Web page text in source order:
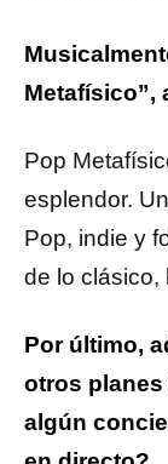
Metafísico”,
Pop
esplendor.
Pop, indie y
de lo clásico,
Por último,
otros planes
algún